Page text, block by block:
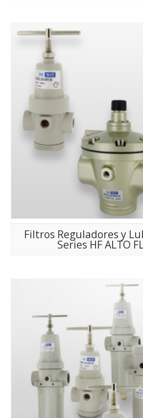
Filtros Reguladores y
Series HF ALTO